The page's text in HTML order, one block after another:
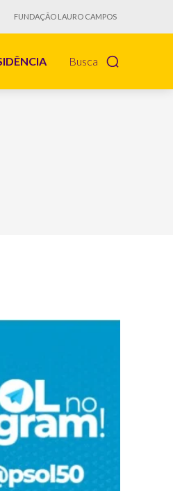
FUNDAÇÃO LAURO CAMPOS
Busca